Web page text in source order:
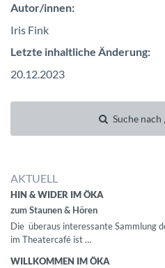
Autor/innen:
Iris Fink
Letzte inhaltliche Änderung:
20.12.2023
Suche nach
AKTUELL
HIN & WIDER IM ÖKA
zum Staunen & Hören
Die überaus interessante Sammlung
im Theatercafé ist …
WILLKOMMEN IM ÖKA